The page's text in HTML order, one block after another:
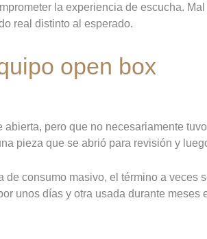
la experiencia de escucha.
real distinto al esperado.
open box
pero que no necesariamente
pieza que se abrió para revisión y
consumo masivo, el término a
unos días y otra usada durante